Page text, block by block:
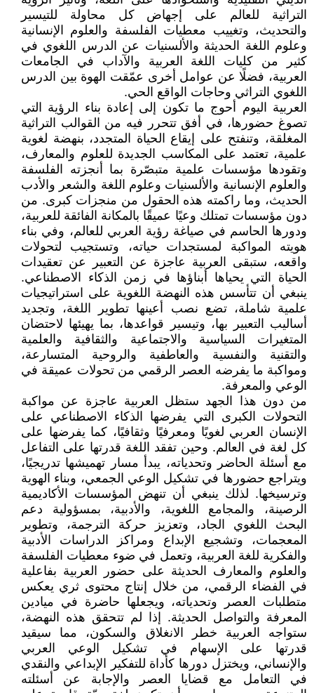
التراثية للعالم على إجهاض كل محاولة للتيسير
والتحديث، وتغييب معطيات الفلسفة والعلوم الإنسانية
وعلوم اللغة الحديثة والألسنيات عن الدرس اللغوي في
كثير من كليات اللغة العربية والآداب في الجامعات
العربية، فضلًا عن عوامل أخرى عمّقت الهوة بين الدرس
اللغوي التراثي وحاجات الواقع الحي.
العربية اليوم أحوج ما تكون إلى إعادة بناء الرؤية التي
تصوغ حضورها، في أفق تتحرر فيه من القوالب التراثية
المغلقة، وتنفتح على إيقاع الحياة المتجدد، بنهضة لغوية
علمية، تعتمد على المكاسب الجديدة للعلوم والمعارف،
وتقودها مؤسسات علمية متبصّرة بما أنجزته الفلسفة
والعلوم الإنسانية والألسنيات وعلوم اللغة والشعر والأدب
الحديث، وما راكمته هذه الحقول من منجزات كبرى. من
دون مؤسسات تمتلك وعيًا عميقًا بالمكانة الفائقة للعربية،
ودورها الحاسم في صياغة رؤية العربي للعالم، وفي بناء
هويته المواكبة لمستجدات حياته، وتستجيب لتحولات
واقعه، ستبقى العربية عاجزة عن التعبير عن تعقيدات
الحياة التي يحياها أبناؤها في زمن الذكاء الاصطناعي.
ينبغي أن تتأسس هذه النهضة اللغوية على استراتيجيات
علمية شاملة، تضع نصب أعينها تطوير اللغة، وتجديد
أساليب التعبير بها، وتيسير قواعدها، بما يهيئها لاحتضان
المتغيرات السياسية والاجتماعية والثقافية والعلمية
والتقنية والنفسية والعاطفية والروحية المتسارعة،
ومواكبة ما يفرضه العصر الرقمي من تحولات عميقة في
الوعي والمعرفة.
من دون هذا الجهد ستظل العربية عاجزة عن مواكبة
التحولات الكبرى التي يفرضها الذكاء الاصطناعي على
الإنسان العربي لغويًا ومعرفيًا وثقافيًا، كما يفرضها على
كل لغة في العالم. وحين تفقد اللغة قدرتها على التفاعل
مع أسئلة الحاضر وتحدياته، يبدأ مسار تهميشها تدريجيًا،
ويتراجع حضورها في تشكيل الوعي الجمعي، وبناء الهوية
وترسيخها. لذلك ينبغي أن تنهض المؤسسات الأكاديمية
الرصينة، والمجامع اللغوية، والأدبية، بمسؤولية دعم
البحث اللغوي الجاد، وتعزيز حركة الترجمة، وتطوير
المعجمات، وتشجيع الإبداع ومراكز الدراسات الأدبية
والفكرية للغة العربية، وتعمل في ضوء معطيات الفلسفة
والعلوم والمعارف الحديثة على حضور العربية بفاعلية
في الفضاء الرقمي، من خلال إنتاج محتوى ثري يعكس
متطلبات العصر وتحدياته، ويجعلها حاضرة في ميادين
المعرفة والتواصل الحديثة. إذا لم تتحقق هذه النهضة،
ستواجه العربية خطر الانغلاق والسكون، مما سيقيد
قدرتها على الإسهام في تشكيل الوعي العربي
والإنساني، ويختزل دورها كأداة للتفكير الإبداعي والنقدي
في التعامل مع قضايا العصر والإجابة عن أسئلته